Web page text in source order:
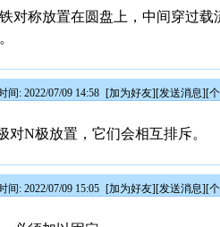
对称放置在圆盘上，中间穿过
间: 2022/07/09 14:58 [加为好友][发送消息][
对N极放置，它们会相互排斥。
间: 2022/07/09 15:05 [加为好友][发送消息][